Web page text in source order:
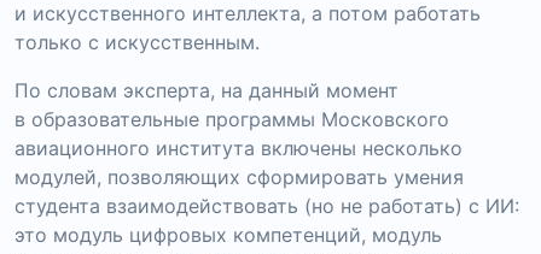
и искусственного интеллекта, а потом работать
только с искусственным.
По словам эксперта, на данный момент
в образовательные программы Московского
авиационного института включены несколько
модулей, позволяющих сформировать умения
студента взаимодействовать (но не работать) с ИИ:
это модуль цифровых компетенций, модуль